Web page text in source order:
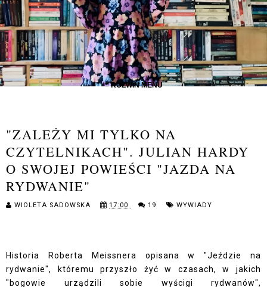
≡ ROZWIŃ MENU
"ZALEŻY MI TYLKO NA
CZYTELNIKACH". JULIAN HARDY
O SWOJEJ POWIEŚCI "JAZDA NA
RYDWANIE"
WIOLETA SADOWSKA 17:00 19 WYWIADY
Historia Roberta Meissnera opisana w "Jeździe na
rydwanie", któremu przyszło żyć w czasach, w jakich
"bogowie urządzili sobie wyścigi rydwanów",